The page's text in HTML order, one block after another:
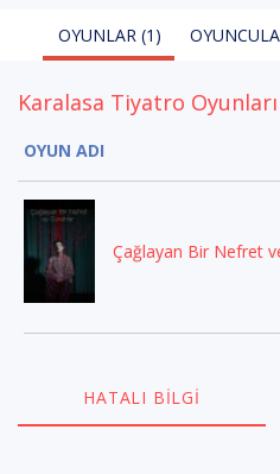
OYUNLAR (1)
Karalasa Tiyatro
OYUN ADI
Çağlayan Bir Nefret
HATALI BILGI